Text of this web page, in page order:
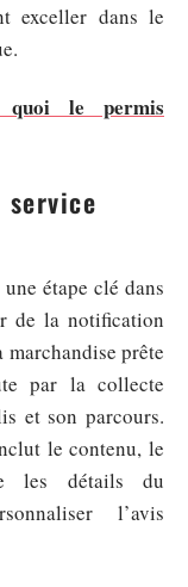
exceller dans le
quoi le permis
étape clé dans
de la notification
prête
par la collecte
et son parcours.
le contenu, le
les détails du
l’avis